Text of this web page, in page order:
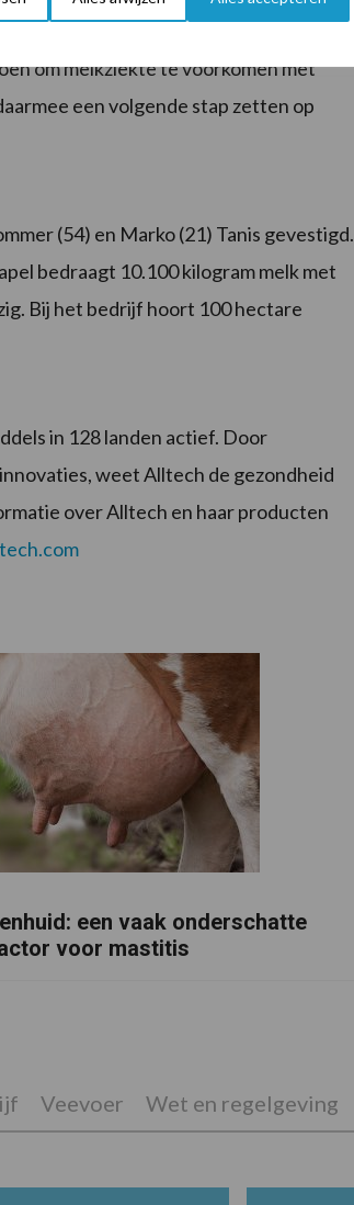
en een mycotoxinebinder zitten. De
om melkziekte te voorkomen met
een volgende stap zetten op
(54) en Marko (21) Tanis gevestigd.
bedraagt 10.100 kilogram melk met
Bij het bedrijf hoort 100 hectare
in 128 landen actief. Door
weet Alltech de gezondheid
over Alltech en haar producten
een vaak onderschatte
voor mastitis
Veevoer Wet en regelgeving